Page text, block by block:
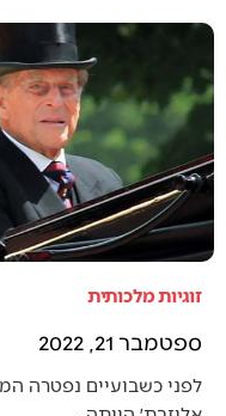
זוגיות מלכותית
ספטמבר 21, 2022